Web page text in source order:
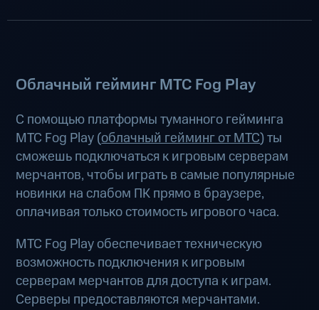
Облачный гейминг МТС Fog Play
С помощью платформы туманного гейминга
МТС Fog Play (облачный гейминг от МТС) ты
сможешь подключаться к игровым серверам
мерчантов, чтобы играть в самые популярные
новинки на слабом ПК прямо в браузере,
оплачивая только стоимость игрового часа.
МТС Fog Play обеспечивает техническую
возможность подключения к игровым
серверам мерчантов для доступа к играм.
Серверы предоставляются мерчантами.